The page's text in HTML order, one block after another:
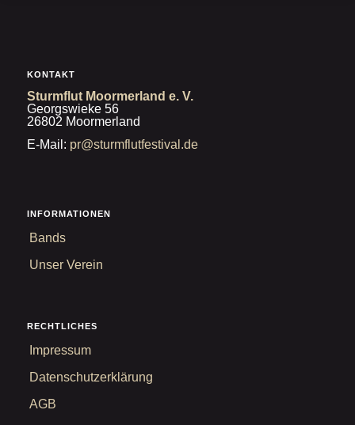
KONTAKT
Sturmflut Moormerland e. V.
Georgswieke 56
26802 Moormerland
E-Mail: pr@sturmflutfestival.de
INFORMATIONEN
Bands
Unser Verein
RECHTLICHES
Impressum
Datenschutzerklärung
AGB